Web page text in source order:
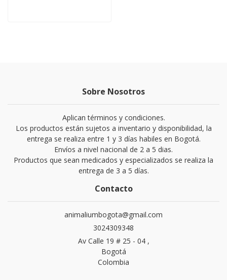
Sobre Nosotros
Aplican términos y condiciones.
Los productos están sujetos a inventario y disponibilidad, la
entrega se realiza entre 1 y 3 días habiles en Bogotá.
Envíos a nivel nacional de 2 a 5 dias.
Productos que sean medicados y especializados se realiza la
entrega de 3 a 5 días.
Contacto
animaliumbogota@gmail.com
3024309348
Av Calle 19 # 25 - 04 ,
Bogotá
Colombia